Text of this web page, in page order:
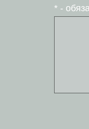
* -